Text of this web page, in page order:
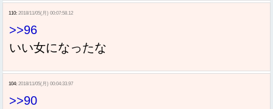
110: 2018/11/05(月) 00:07:58.12
>>96
いい女になったな
104: 2018/11/05(月) 00:04:33.97
>>90